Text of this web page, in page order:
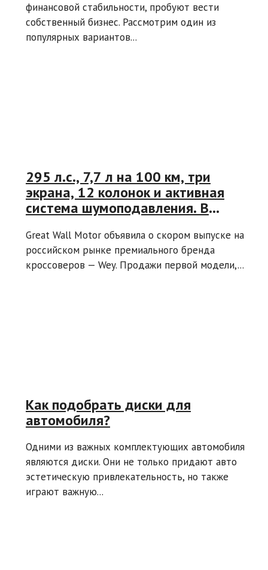
финансовой стабильности, пробуют вести
собственный бизнес. Рассмотрим один из
популярных вариантов...
295 л.с., 7,7 л на 100 км, три
экрана, 12 колонок и активная
система шумоподавления. В
05
Great Wall Motor объявила о скором выпуске на
российском рынке премиального бренда
кроссоверов — Wey. Продажи первой модели,...
Как подобрать диски для
автомобиля?
Одними из важных комплектующих автомобиля
являются диски. Они не только придают авто
эстетическую привлекательность, но также
играют важную...